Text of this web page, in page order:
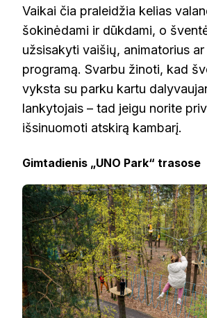
Vaikai čia praleidžia kelias
šokinėdami ir dūkdami, o
užsisakyti vaišių, animatorius
programą. Svarbu žinoti, kad
vyksta su parku kartu
lankytojais – tad jeigu norite
išsinuomoti atskirą kambarį.
Gimtadienis „UNO Park“ trasose